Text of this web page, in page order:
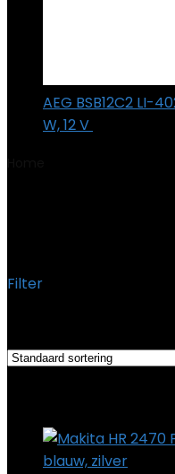
AEG BSB12C2 LI-
W, 12 V
Filter